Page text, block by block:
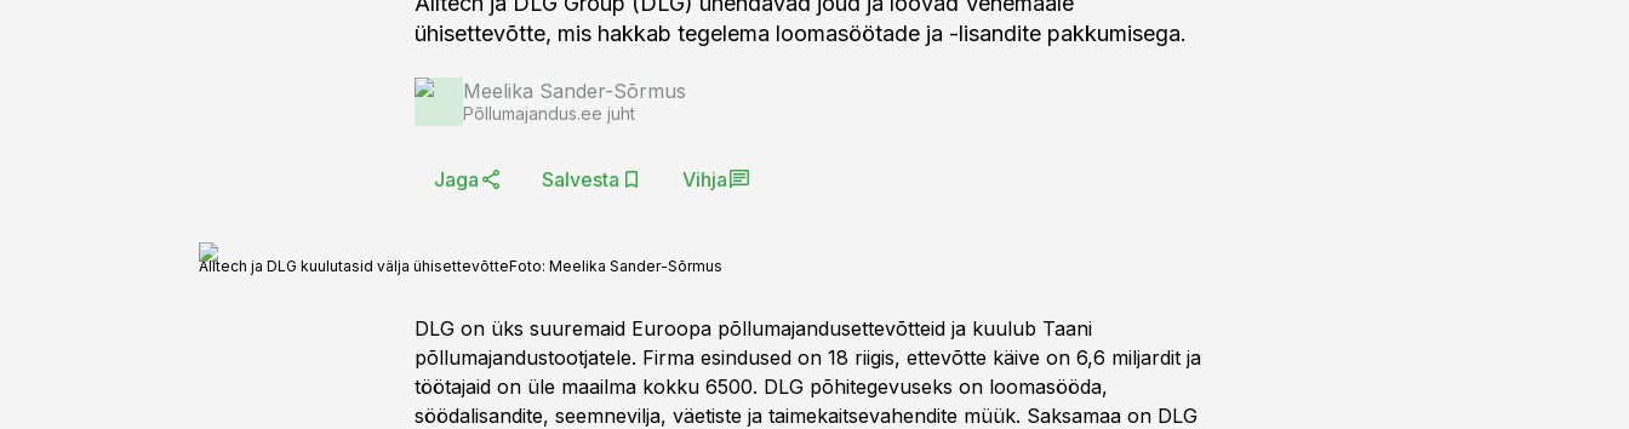
ühisettevõtte, mis hakkab tegelema loomasöötade ja -lisandite pakkumisega.
Meelika Sander-Sõrmus
Põllumajandus.ee juht
Jaga Salvesta Vihja
Alltech ja DLG kuulutasid välja ühisettevõtteFoto: Meelika Sander-Sõrmus
DLG on üks suuremaid Euroopa põllumajandusettevõtteid ja kuulub Taani
põllumajandustootjatele. Firma esindused on 18 riigis, ettevõtte käive on 6,6 miljardit ja
töötajaid on üle maailma kokku 6500. DLG põhitegevuseks on loomasööda,
söödalisandite, seemnevilja, väetiste ja taimekaitsevahendite müük. Saksamaa on DLG